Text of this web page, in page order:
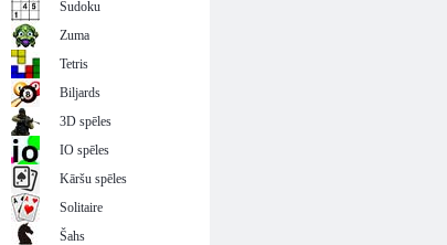
Sudoku
Zuma
Tetris
Biljards
3D spēles
IO spēles
Kāršu spēles
Solitaire
Šahs